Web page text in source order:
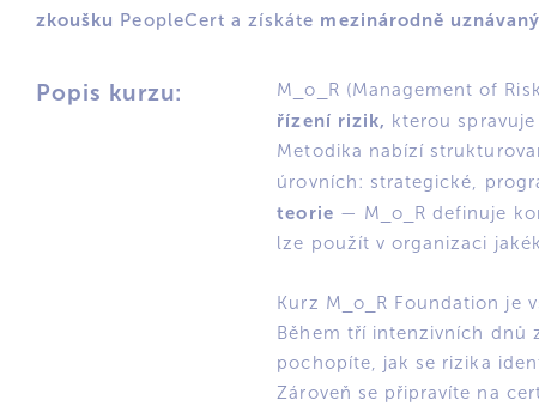
zkoušku
PeopleCert a získáte mezinárodně
Popis kurzu: M_o_R (Management of
řízení rizik, kterou
Metodika nabízí
úrovních: strategické,
teorie — M_o_R definuje
lze použít v organizaci
Kurz M_o_R Foundation je
Během tří intenzivních dnů
pochopíte, jak se rizika
Zároveň se připravíte na